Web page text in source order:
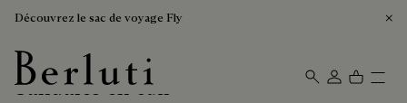
Découvrez le sac de voyage Fly
Page d'Accueil Berluti
Sandales en cuir